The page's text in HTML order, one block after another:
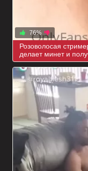
76%
Розоволосая
делает минет и